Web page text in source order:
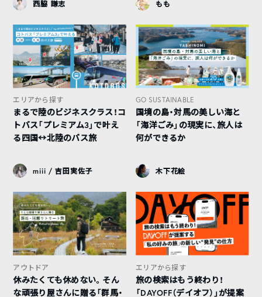
西脇 謙志 もも
エリアから探す
まるで陸のビジネスクラス！コ
トバス「プレミアム3」で叶え
る四国↔︎北陸のバス旅
miii / 吉田実佐子
GO SUSTAINABLE
国境の島・対馬の美しい海と
「海洋ごみ」の現実に、旅人は
何ができるか
木下花絵
アウトドア
休みたくても休めない。そん
な頑張り屋さんに贈る「群馬・
エリアから探す
旅の検索はもう終わり！
「DAYOFF（デイオフ）」が提案